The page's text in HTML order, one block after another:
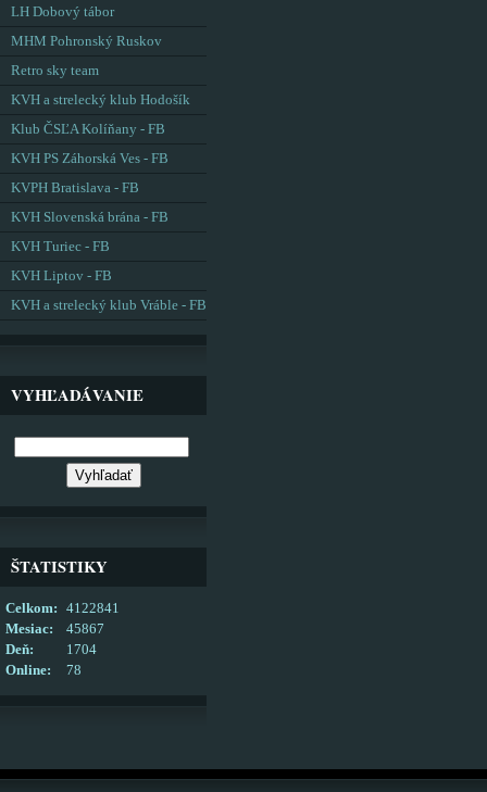
LH Dobový tábor
MHM Pohronský Ruskov
Retro sky team
KVH a strelecký klub Hodošík
Klub ČSĽA Kolíňany - FB
KVH PS Záhorská Ves - FB
KVPH Bratislava - FB
KVH Slovenská brána - FB
KVH Turiec - FB
KVH Liptov - FB
KVH a strelecký klub Vráble - FB
VYHĽADÁVANIE
ŠTATISTIKY
Online: 78
Celkom:
4122841
Mesiac:
45867
Deň:
1704